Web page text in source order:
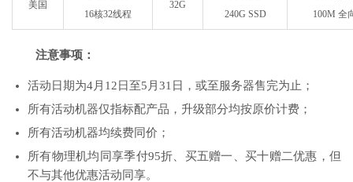
美国
16核32线程
32G
240G SSD
100M 全
注意事项：
活动日期为4月12日至5月31日，或至服务器售完为止；
所有活动机器仅指标配产品，升级部分均按原价计费；
所有活动机器均续费同价；
所有物理机均同享季付95折、买五赠一、买十赠二优惠，但
不与其他优惠活动同享。